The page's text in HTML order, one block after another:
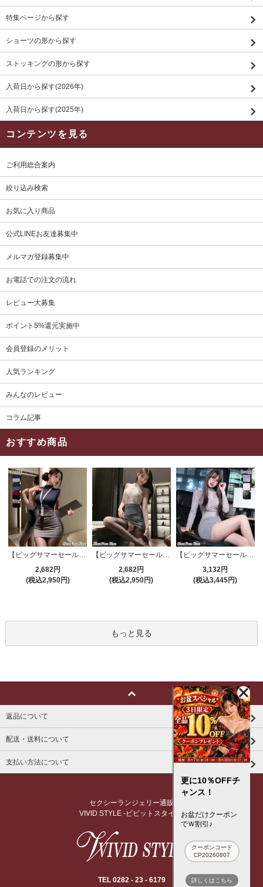
特集ページから探す
ショーツの形から探す
ストッキングの形から探す
入荷日から探す(2026年)
入荷日から探す(2025年)
コンテンツを見る
ご利用総合案内
絞り込み検索
お気に入り商品
公式LINEお友達募集中
メルマガ登録募集中
お電話での注文の流れ
レビュー大募集
ポイント5%還元実施中
会員登録のメリット
人気ランキング
みんなのレビュー
コラム記事
おすすめ商品
【ビッグサマーセール対象品】セクシーコスプレ(SEXYCOSPLAY) 4421
2,682円
(税込2,950円)
【ビッグサマーセール対象品】セクシーコスプレ(SEXYCOSPLAY) 4191
2,682円
(税込2,950円)
【ビッグサマーセール対象品】セクシーコスプレ(SEXYCOSPLAY) 4173
3,132円
(税込3,445円)
もっと見る
返品について
配送・送料について
支払い方法について
セクシーランジェリー通販
VIVID STYLE -ビビットスタイル-
TEL 0282 - 23 - 6179
更に10％OFFチ
ャンス！
お盆だけクーポン
でＷ割引♪
クーポンコード
CP20260807
詳しくはこちら